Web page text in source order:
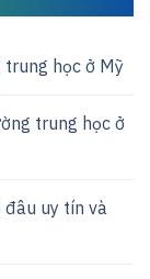
học ở Mỹ
trung học ở
đâu uy tín và